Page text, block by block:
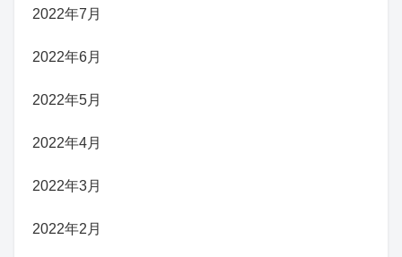
2022年7月
2022年6月
2022年5月
2022年4月
2022年3月
2022年2月